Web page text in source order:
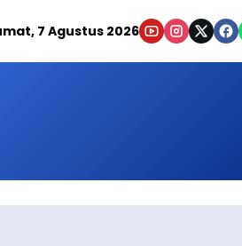
7 Agustus 2026